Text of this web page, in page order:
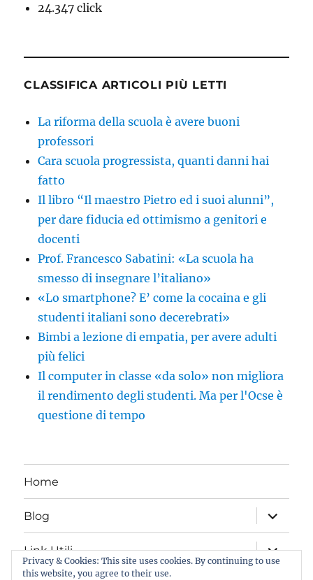
24.347 click
CLASSIFICA ARTICOLI PIÙ LETTI
La riforma della scuola è avere buoni
professori
Cara scuola progressista, quanti danni hai
fatto
Il libro “Il maestro Pietro ed i suoi alunni”,
per dare fiducia ed ottimismo a genitori e
docenti
Prof. Francesco Sabatini: «La scuola ha
smesso di insegnare l’italiano»
«Lo smartphone? E’ come la cocaina e gli
studenti italiani sono decerebrati»
Bimbi a lezione di empatia, per avere adulti
più felici
Il computer in classe «da solo» non migliora
il rendimento degli studenti. Ma per l'Ocse è
questione di tempo
Home
Blog
apri
i
menu
child
Link Utili
apri
i
menu
Privacy & Cookies: This site uses cookies. By continuing to use
this website, you agree to their use.